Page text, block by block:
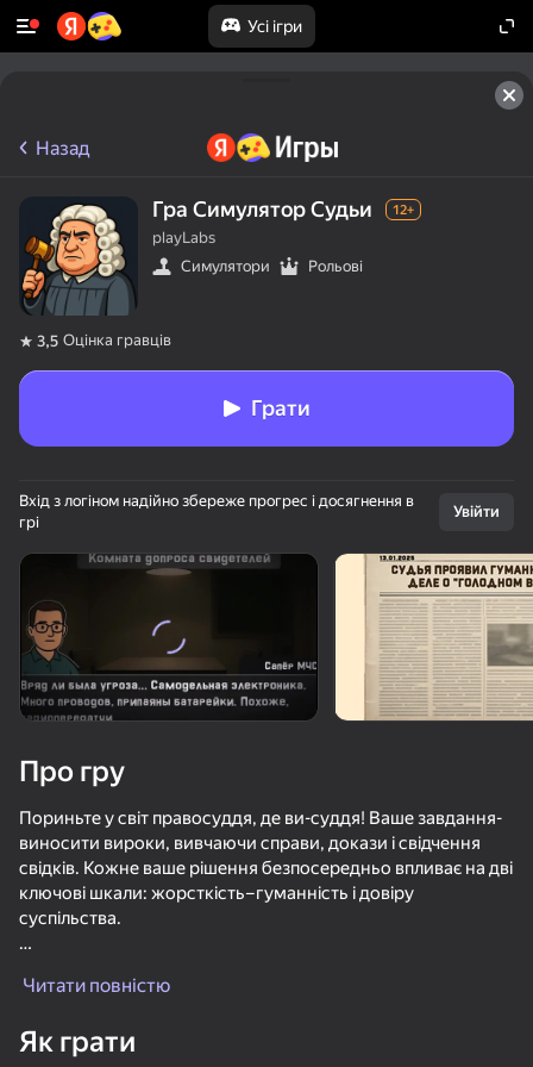
Усі ігри
Поверніть пристрій
Гра працює тільки в горизонтальній
Мой Ресейл. Симулятор кейсов, продаж и переписок
Назад
Гра Симулятор Судьи 12+
playLabs
Симулятори
Рольові
3,5 Оцінка гравців
Грати
Вхід з логіном надійно збереже прогрес і досягнення в
грі
Увійти
Про гру
Пориньте у світ правосуддя, де ви-суддя! Ваше завдання-
виносити вироки, вивчаючи справи, докази і свідчення
свідків. Кожне ваше рішення безпосередньо впливає на дві
ключові шкали: жорсткість–гуманність і довіру
суспільства.
низька довіра можуть привести до зниження в ранзі і
переосмислити свої принципи.
Читати повністю
Як грати